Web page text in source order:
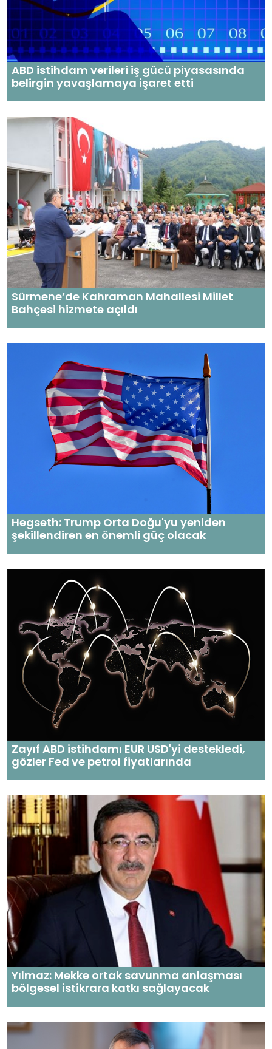
ABD istihdam verileri iş gücü piyasasında
belirgin yavaşlamaya işaret etti
Sürmene’de Kahraman Mahallesi Millet
Bahçesi hizmete açıldı
Hegseth: Trump Orta Doğu'yu yeniden
şekillendiren en önemli güç olacak
Zayıf ABD istihdamı EUR USD'yi destekledi,
gözler Fed ve petrol fiyatlarında
Yılmaz: Mekke ortak savunma anlaşması
bölgesel istikrara katkı sağlayacak